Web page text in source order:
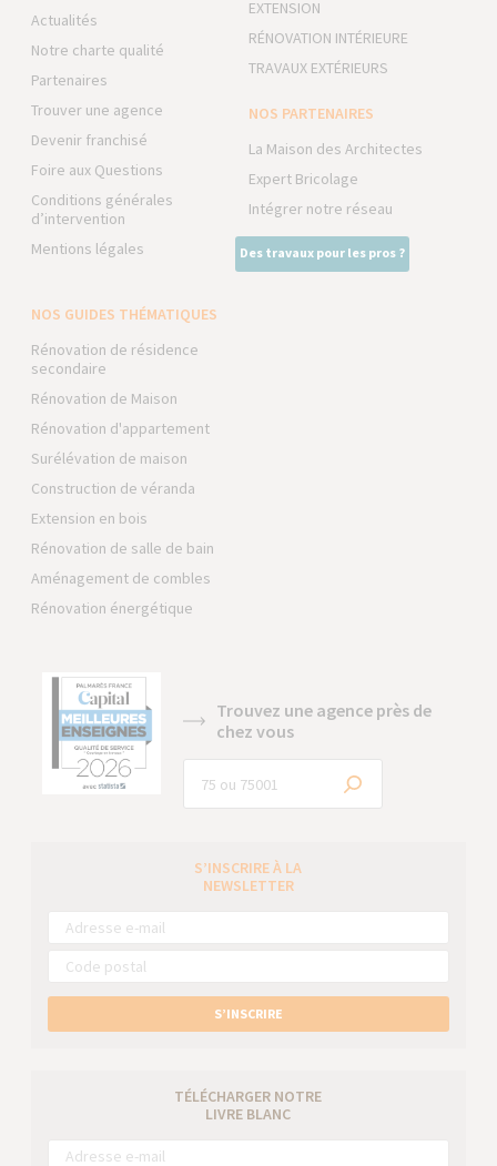
Actualités
Notre charte qualité
Partenaires
Trouver une agence
Devenir franchisé
Foire aux Questions
Conditions générales
d’intervention
Mentions légales
EXTENSION
RÉNOVATION INTÉRIEURE
TRAVAUX EXTÉRIEURS
NOS PARTENAIRES
La Maison des Architectes
Expert Bricolage
Intégrer notre réseau
Des travaux pour les pros ?
NOS GUIDES THÉMATIQUES
Rénovation de résidence
secondaire
Rénovation de Maison
Rénovation d'appartement
Surélévation de maison
Construction de véranda
Extension en bois
Rénovation de salle de bain
Aménagement de combles
Rénovation énergétique
Trouvez une agence près de
chez vous
S’INSCRIRE À LA
NEWSLETTER
S’INSCRIRE
TÉLÉCHARGER NOTRE
LIVRE BLANC